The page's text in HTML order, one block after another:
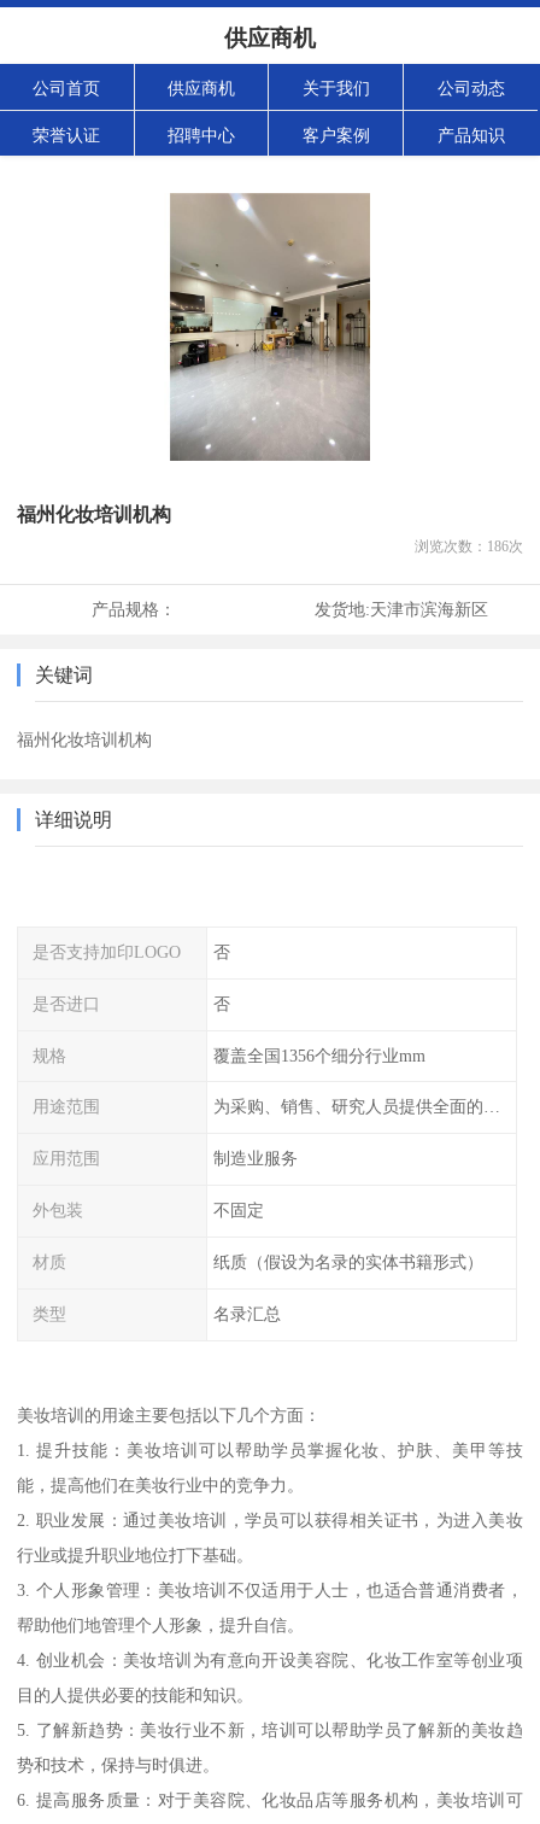
供应商机
公司首页 供应商机 关于我们 公司动态
荣誉认证 招聘中心 客户案例 产品知识
福州化妆培训机构
浏览次数： 186次
产品规格： 发货地:天津市滨海新区
关键词
福州化妆培训机构
详细说明
是否支持加印LOGO 否
是否进口 否
规格 覆盖全国1356个细分行业mm
用途范围 为采购、销售、研究人员提供全面的工厂信息
应用范围 制造业服务
外包装 不固定
材质 纸质（假设为名录的实体书籍形式）
类型 名录汇总
美妆培训的用途主要包括以下几个方面：
1. 提升技能：美妆培训可以帮助学员掌握化妆、护肤、美甲等技
能，提高他们在美妆行业中的竞争力。
2. 职业发展：通过美妆培训，学员可以获得相关证书，为进入美妆
行业或提升职业地位打下基础。
3. 个人形象管理：美妆培训不仅适用于人士，也适合普通消费者，
帮助他们地管理个人形象，提升自信。
4. 创业机会：美妆培训为有意向开设美容院、化妆工作室等创业项
目的人提供必要的技能和知识。
5. 了解新趋势：美妆行业不新，培训可以帮助学员了解新的美妆趋
势和技术，保持与时俱进。
6. 提高服务质量：对于美容院、化妆品店等服务机构，美妆培训可